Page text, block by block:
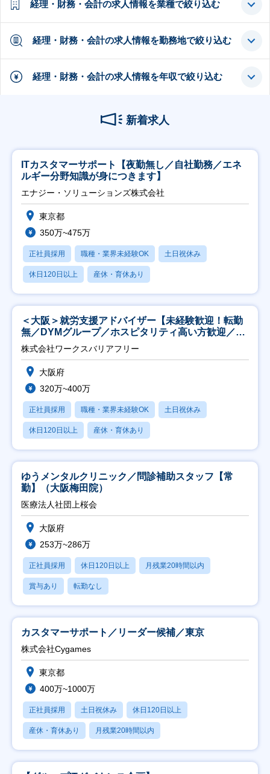
経理・財務・会計の求人情報を業種で絞り込む
経理・財務・会計の求人情報を勤務地で絞り込む
経理・財務・会計の求人情報を年収で絞り込む
新着求人
ITカスタマーサポート【夜勤無し／自社勤務／エネ
ルギー分野知識が身につきます】
エナジー・ソリューションズ株式会社
東京都
350万~475万
正社員採用 職種・業界未経験OK 土日祝休み
休日120日以上 産休・育休あり
＜大阪＞就労支援アドバイザー【未経験歓迎！転勤
無／DYMグループ／ホスピタリティ高い方歓迎／土
日祝】
株式会社ワークスバリアフリー
大阪府
320万~400万
正社員採用 職種・業界未経験OK 土日祝休み
休日120日以上 産休・育休あり
ゆうメンタルクリニック／問診補助スタッフ【常
勤】（大阪梅田院）
医療法人社団上桜会
大阪府
253万~286万
正社員採用 休日120日以上 月残業20時間以内
賞与あり 転勤なし
カスタマーサポート／リーダー候補／東京
株式会社Cygames
東京都
400万~1000万
正社員採用 土日祝休み 休日120日以上
産休・育休あり 月残業20時間以内